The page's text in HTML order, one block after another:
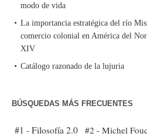
modo de vida
La importancia estratégica del río
comercio colonial en América del
XIV
Catálogo razonado de la lujuria
BÚSQUEDAS MÁS FRECUENTES
#1 - Filosofía 2.0 #2 - Michel